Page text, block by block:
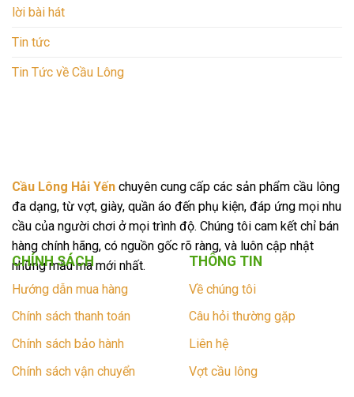
lời bài hát
Tin tức
Tin Tức về Cầu Lông
Cầu Lông Hải Yến chuyên cung cấp các sản phẩm cầu lông
đa dạng, từ vợt, giày, quần áo đến phụ kiện, đáp ứng mọi nhu
cầu của người chơi ở mọi trình độ. Chúng tôi cam kết chỉ bán
hàng chính hãng, có nguồn gốc rõ ràng, và luôn cập nhật
những mẫu mã mới nhất.
CHÍNH SÁCH
Hướng dẫn mua hàng
Chính sách thanh toán
Chính sách bảo hành
Chính sách vận chuyển
THÔNG TIN
Về chúng tôi
Câu hỏi thường gặp
Liên hệ
Vợt cầu lông